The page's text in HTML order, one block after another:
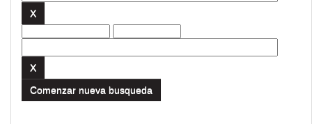
Comenzar nueva busqueda